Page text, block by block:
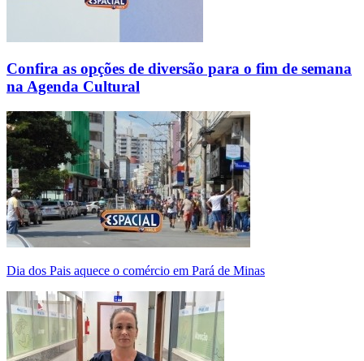
Confira as opções de diversão para o fim de semana
na Agenda Cultural
Dia dos Pais aquece o comércio em Pará de Minas